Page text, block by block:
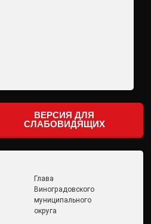
ВЕРСИЯ ДЛЯ
СЛАБОВИДЯЩИХ
Глава
Виноградовского
муниципального
округа